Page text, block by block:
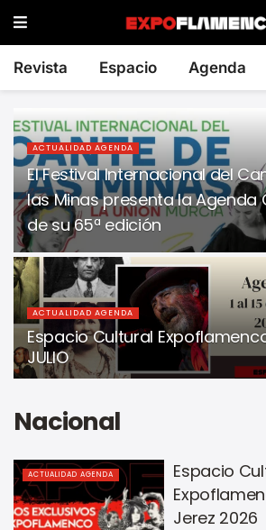
Revista Espacio Agenda
ACTUALIDAD AGENDA
El Festival Internacional del
las Minas presenta la Agenda
de su 65ª edición
ACTUALIDAD AGENDA
Espacio Cultural
JULIO
Nacional
ACTUALIDAD AGENDA
Espacio
Jerez 2026